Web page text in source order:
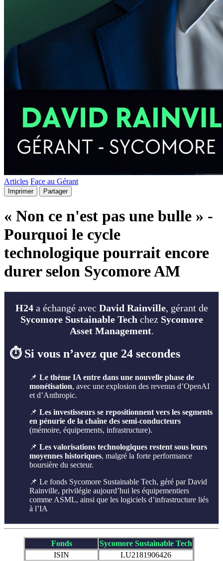
Articles Face au Gérant
Imprimer Partager
« Non ce n'est pas une bulle » -
Pourquoi le cycle
technologique pourrait encore
durer selon Sycomore AM
H24a échangé avec David Rainville, gérant de
Sycomore Sustainable Tech chez Sycomore
Asset Management.
⏱️ Si vous n’avez que 24 secondes
📌 Le thème IA entre dans une nouvelle phase de
monétisation, avec une explosion des revenus d’OpenAI
et d’Anthropic.
📌 Les investisseurs se repositionnent vers les segments
en pénurie de la chaîne des semi-conducteurs
(mémoire, équipements, infrastructure).
📌 Les valorisations technologiques restent sous leurs
moyennes historiques, malgré la forte performance
boursière du secteur.
📌 Le fonds Sycomore Sustainable Tech, géré par David
Rainville, privilégie aujourd’hui les équipementiers
comme ASML, ainsi que les logiciels d’infrastructure liés
à l’IA
Fonds
Sycomore Sustainable Tech
ISIN
LU2181906426